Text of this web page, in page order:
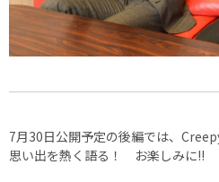
7月30日公開予定の後編では、
思い出を熱く語る！ お楽しみに!!